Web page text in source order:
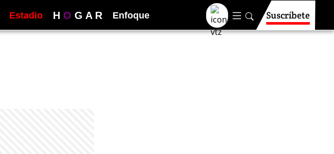
Estadio H O G A R Enfoque Suscríbete